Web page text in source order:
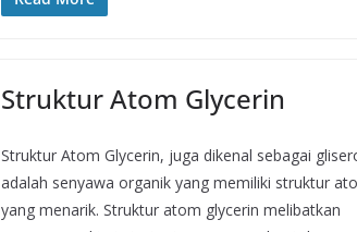
Struktur Atom Glycerin
Struktur Atom Glycerin, juga dikenal sebagai
adalah senyawa organik yang memiliki struktur
yang menarik. Struktur atom glycerin melibatkan